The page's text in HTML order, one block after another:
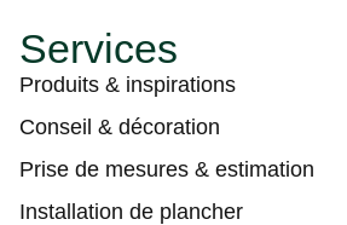
Services
Produits & inspirations
Conseil & décoration
Prise de mesures & estimation
Installation de plancher